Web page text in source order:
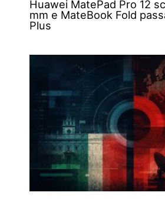
Huawei MatePad Pro 12
mm e MateBook Fold
Plus